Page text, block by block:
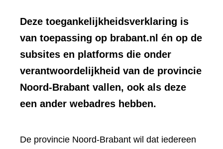
Deze toegankelijkheidsverklaring is
van toepassing op brabant.nl én op de
subsites en platforms die onder
verantwoordelijkheid van de provincie
Noord-Brabant vallen, ook als deze
een ander webadres hebben.
De provincie Noord-Brabant wil dat iedereen